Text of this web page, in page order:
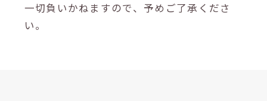
一切負いかねますので、予めご了承くださ
い。